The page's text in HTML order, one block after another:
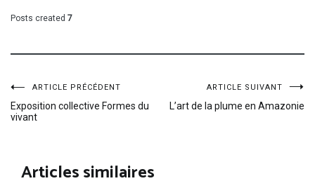
Posts created 7
Navigation
de
l’article
ARTICLE PRÉCÉDENT
Exposition collective Formes du
vivant
ARTICLE SUIVANT
L’art de la plume en Amazonie
Articles similaires